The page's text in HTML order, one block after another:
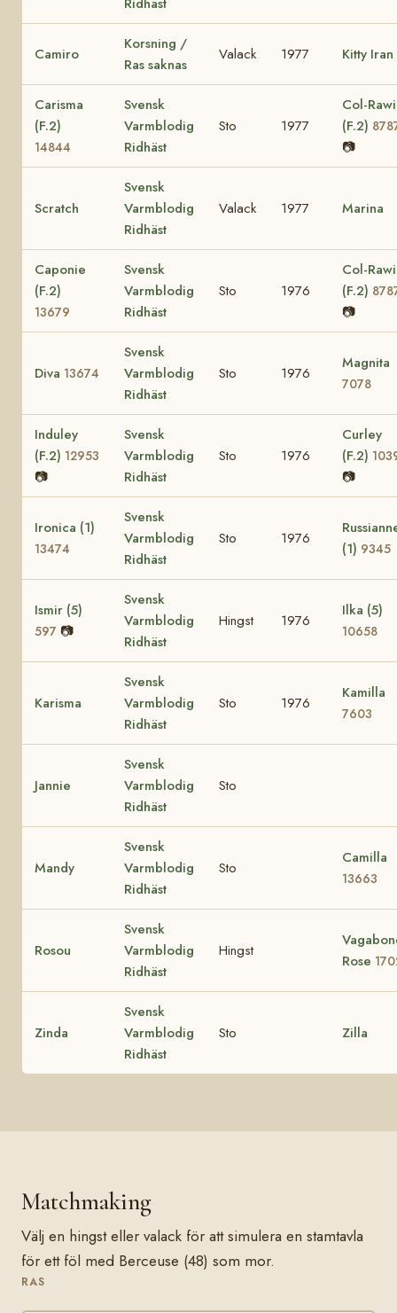
Camiro
Korsning /
Ras saknas
Valack 1977 Kitty Iran
Carisma
(F.2)
14844
Svensk
Varmblodig
Ridhäst
Sto 1977
Col-
(F.2)
📷
Scratch
Svensk
Varmblodig
Ridhäst
Valack 1977 Marina
Caponie
(F.2)
13679
Svensk
Varmblodig
Ridhäst
Sto 1976
Col-
(F.2)
📷
Diva 13674
Svensk
Varmblodig
Ridhäst
Sto 1976
Magnita
7078
Induley
(F.2) 12953
📷
Svensk
Varmblodig
Ridhäst
Sto 1976
Curley
(F.2)
📷
Ironica (1)
13474
Svensk
Varmblodig
Ridhäst
Sto 1976
(1) 9345
Ismir (5)
597 📷
Svensk
Varmblodig
Ridhäst
Hingst 1976
Ilka (5)
10658
Karisma
Svensk
Varmblodig
Ridhäst
Sto 1976
Kamilla
7603
Jannie
Svensk
Varmblodig
Ridhäst
Sto
Mandy
Svensk
Varmblodig
Ridhäst
Sto
Camilla
13663
Rosou
Svensk
Varmblodig
Ridhäst
Hingst
Rose
Zinda
Svensk
Varmblodig
Ridhäst
Sto Zilla
Matchmaking
Välj en hingst eller valack för att simulera en stamtavla
för ett föl med Berceuse (48) som mor.
RAS